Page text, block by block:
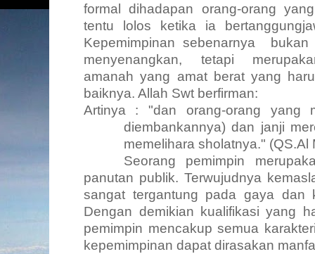
formal dihadapan orang-orang
tentu lolos ketika ia
Kepemimpinan sebenarnya
bukan
menyenangkan,
tetapi
amanah yang amat berat yang
baiknya. Allah Swt berfirman:
Artinya : "dan orang-orang yang
diembankannya) dan janji
memelihara sholatnya." (QS.Al
Seorang pemimpin
panutan publik. Terwujudnya
sangat tergantung pada gaya dan
Dengan demikian kualifikasi yang
pemimpin mencakup semua
kepemimpinan dapat dirasakan